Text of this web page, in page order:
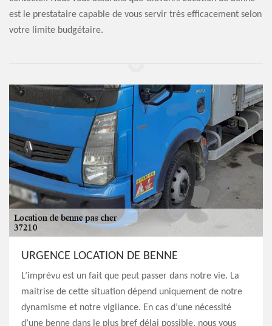
est le prestataire capable de vous servir très efficacement selon
votre limite budgétaire.
URGENCE LOCATION DE BENNE
L’imprévu est un fait que peut passer dans notre vie. La
maitrise de cette situation dépend uniquement de notre
dynamisme et notre vigilance. En cas d’une nécessité
d’une benne dans le plus bref délai possible, nous vous